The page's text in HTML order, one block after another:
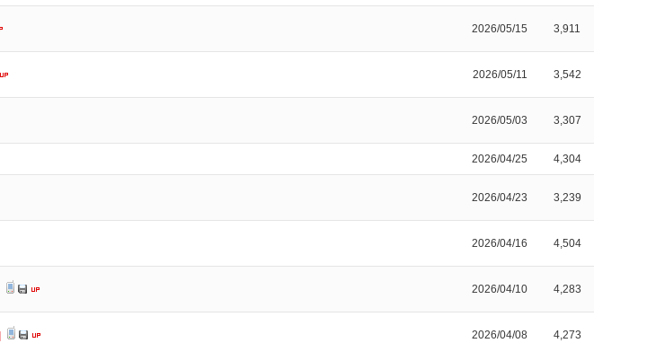
2026/05/15 3,911
2026/05/11 3,542
2026/05/03 3,307
2026/04/25 4,304
2026/04/23 3,239
2026/04/16 4,504
2026/04/10 4,283
2026/04/08 4,273